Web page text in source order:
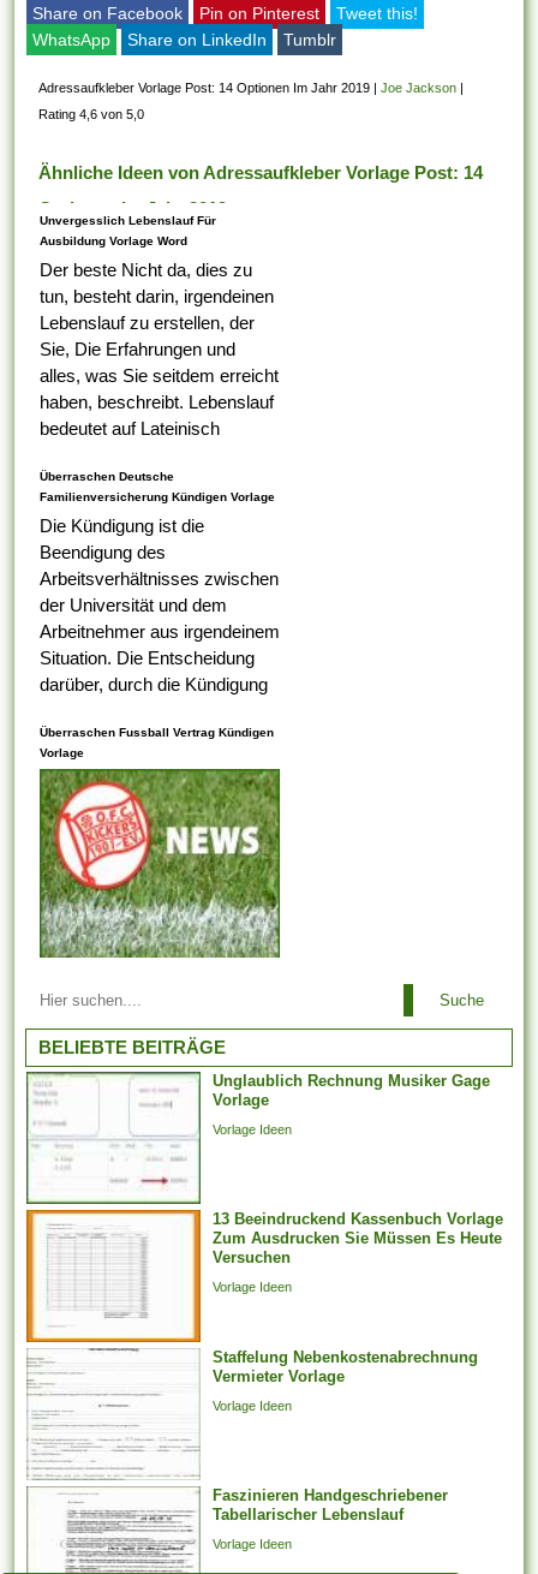
Share on Facebook Pin on Pinterest
Tweet this!
WhatsApp
Share on LinkedIn Tumblr
Adressaufkleber Vorlage Post: 14 Optionen Im Jahr 2019 |Joe Jackson
Rating 4,6 von 5,0
Ähnliche Ideen von Adressaufkleber Vorlage Post: 14
Optionen Im Jahr 2019
Unvergesslich Lebenslauf Für
Ausbildung Vorlage Word
Der beste Nicht da, dies zu
tun, besteht darin, irgendeinen
Lebenslauf zu erstellen, der
Sie, Die Erfahrungen und
alles, was Sie seitdem erreicht
haben, beschreibt. Lebenslauf
bedeutet auf Lateinisch
Tabelle darauf ist,...
Überraschen Deutsche
Familienversicherung Kündigen Vorlage
Die Kündigung ist die
Beendigung des
Arbeitsverhältnisses zwischen
der Universität und dem
Arbeitnehmer aus irgendeinem
Situation. Die Entscheidung
darüber, durch die Kündigung
ungerecht ist , alternativ nicht,
liegt bei dem
Arbeitsaufsichtsbeamten oder
vom Ermessen des...
Überraschen Fussball Vertrag Kündigen
Vorlage
Arbeitgeber ist es es
untersagt, irgendeinen
Arbeitnehmer zu entlassen,
der aufgrund der Teilnahme an
Arbeitstreffen und der Layout
von Arbeitsforderungen
darüber hinaus -
verhandlungen, deren
Jahresabschluss noch
aussteht, bei weitem nicht
weiter arbeiten
möglicherweise. Er kann...
Suche
BELIEBTE BEITRÄGE
Unglaublich Rechnung Musiker Gage
Vorlage
Vorlage Ideen
13 Beeindruckend Kassenbuch Vorlage
Zum Ausdrucken Sie Müssen Es Heute
Versuchen
Vorlage Ideen
Staffelung Nebenkostenabrechnung
Vermieter Vorlage
Vorlage Ideen
Faszinieren Handgeschriebener
Tabellarischer Lebenslauf
Vorlage Ideen